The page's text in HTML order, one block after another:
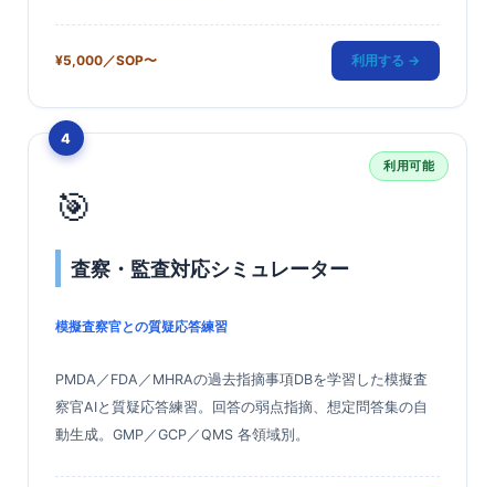
¥5,000／SOP〜 利用する →
4
利用可能
🎯
査察・監査対応シミュレーター
模擬査察官との質疑応答練習
PMDA／FDA／MHRAの過去指摘事項DBを学習した模擬査
察官AIと質疑応答練習。回答の弱点指摘、想定問答集の自
動生成。GMP／GCP／QMS 各領域別。